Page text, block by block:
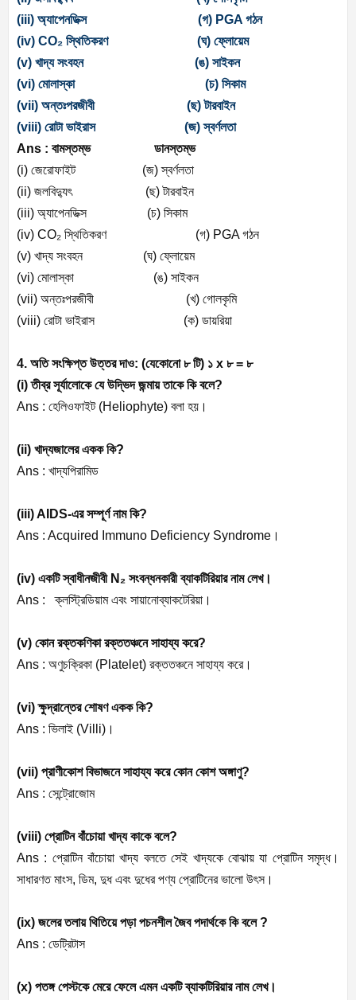
(iii) অ্যাপেনডিক্স (গ) PGA গঠন
(iv) CO₂ স্থিতিকরণ (ঘ) ফ্লোয়েম
(v) খাদ্য সংবহন (ঙ) সাইকন
(vi) মোলাস্কা (চ) সিকাম
(vii) অন্তঃপরজীবী (ছ)টারবাইন
(viii) রোটা ভাইরাস (জ)স্বর্ণলতা
Ans : বামস্তম্ভ
ডানস্তম্ভ
(i) জেরোফাইট (জ)স্বর্ণলতা
(ii) জলবিদ্যুৎ (ছ)টারবাইন
(iii) অ্যাপেনডিক্স (চ) সিকাম
(iv) CO₂ স্থিতিকরণ (গ) PGAগঠন
(v) খাদ্য সংবহন (ঘ) ফ্লোয়েম
(vi) মোলাস্কা (ঙ) সাইকন
(vii) অন্তঃপরজীবী (খ) গোলকৃমি
(viii) রোটা ভাইরাস (ক) ডায়রিয়া
4. অতি সংক্ষিপ্ত উত্তর দাও: (যেকোনো ৮ টি) ১ x ৮= ৮
(i)তীব্র সূর্যালোকে যে উদ্ভিদ জন্মায় তাকে কি বলে?
Ans : হেলিওফাইট(Heliophyte) বলা হয়।
(ii) খাদ্যজালের একক কি?
Ans : খাদ্যপিরামিড
(iii) AIDS-এর সম্পূর্ণ নাম কি?
Ans : Acquired Immuno Deficiency Syndrome ।
(iv) একটি স্বাধীনজীবী N ₂ সংবন্ধনকারী ব্যাকটিরিয়ার নাম লেখ।
Ans :
ক্লস্ট্রিডিয়াম এবং সায়ানোব্যাকটেরিয়া।
(v) কোন রক্তকণিকা রক্ততঞ্চনে সাহায্য করে?
Ans : অণুচক্রিকা (Platelet) রক্ততঞ্চনে সাহায্য করে।
(vi)ক্ষুদ্রান্তের শোষণ একক কি?
Ans : ভিলাই (Villi) ।
(vii) প্রাণীকোশ বিভাজনে সাহায্য করে কোন কোশ অঙ্গাণু?
Ans : সেন্ট্রোজোম
(viii) প্রোটিন বাঁচোয়া খাদ্য কাকে বলে?
Ans : প্রোটিন বাঁচোয়া খাদ্য বলতে সেই খাদ্যকে বোঝায় যা প্রোটিন সমৃদ্ধ।
সাধারণত মাংস, ডিম, দুধ এবং দুধের পণ্য প্রোটিনের ভালো উৎস।
(ix) জলের তলায় থিতিয়ে পড়া পচনশীল জৈব পদার্থকে কি বলে ?
Ans : ডেট্রিটাস
(x) পতঙ্গ পেস্টকে মেরে ফেলে এমন একটি ব্যাকটিরিয়ার নাম লেখ।